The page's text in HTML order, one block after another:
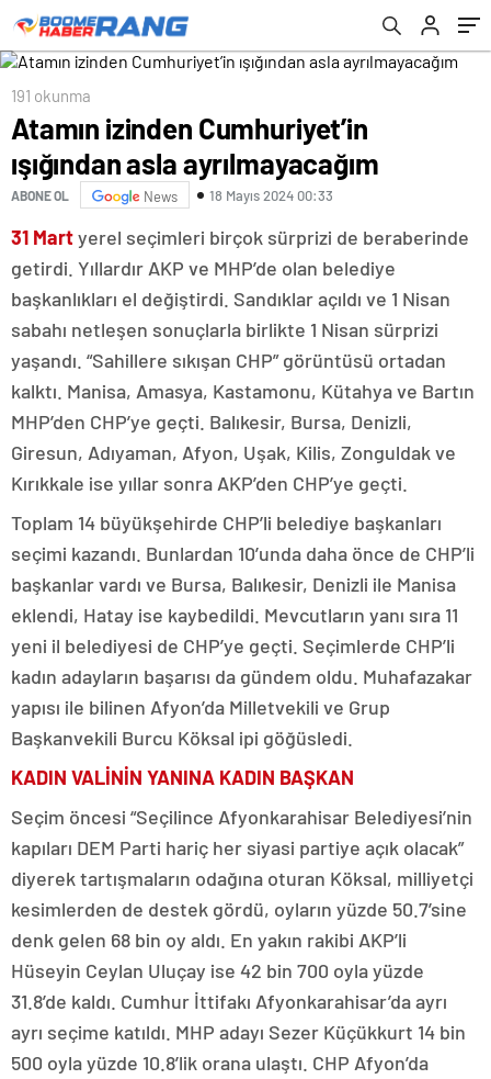
191 okunma
Atamın izinden Cumhuriyet’in
ışığından asla ayrılmayacağım
ABONE OL News 18 Mayıs 2024 00:33
31 Martyerel seçimleri birçok sürprizi de beraberinde
getirdi. Yıllardır AKP ve MHP’de olan belediye
başkanlıkları el değiştirdi. Sandıklar açıldı ve 1 Nisan
sabahı netleşen sonuçlarla birlikte 1 Nisan sürprizi
yaşandı. “Sahillere sıkışan CHP” görüntüsü ortadan
kalktı. Manisa, Amasya, Kastamonu, Kütahya ve Bartın
MHP’den CHP’ye geçti. Balıkesir, Bursa, Denizli,
Giresun, Adıyaman, Afyon, Uşak, Kilis, Zonguldak ve
Kırıkkale ise yıllar sonra AKP’den CHP’ye geçti.
Toplam 14 büyükşehirde CHP’li belediye başkanları
seçimi kazandı. Bunlardan 10’unda daha önce de CHP’li
başkanlar vardı ve Bursa, Balıkesir, Denizli ile Manisa
eklendi, Hatay ise kaybedildi. Mevcutların yanı sıra 11
yeni il belediyesi de CHP’ye geçti. Seçimlerde CHP’li
kadın adayların başarısı da gündem oldu. Muhafazakar
yapısı ile bilinen Afyon’da Milletvekili ve Grup
Başkanvekili Burcu Köksal ipi göğüsledi.
KADIN VALİNİN YANINA KADIN BAŞKAN
Seçim öncesi “Seçilince Afyonkarahisar Belediyesi’nin
kapıları DEM Parti hariç her siyasi partiye açık olacak”
diyerek tartışmaların odağına oturan Köksal, milliyetçi
kesimlerden de destek gördü, oyların yüzde 50.7’sine
denk gelen 68 bin oy aldı. En yakın rakibi AKP’li
Hüseyin Ceylan Uluçay ise 42 bin 700 oyla yüzde
31.8’de kaldı. Cumhur İttifakı Afyonkarahisar’da ayrı
ayrı seçime katıldı. MHP adayı Sezer Küçükkurt 14 bin
500 oyla yüzde 10.8’lik orana ulaştı. CHP Afyon’da